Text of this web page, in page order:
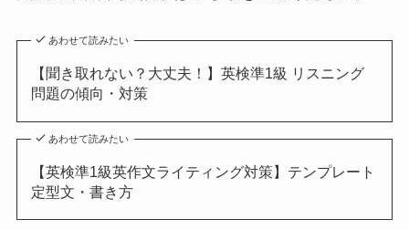
あわせて読みたい
【聞き取れない？大丈夫！】英検準1級 リスニング
問題の傾向・対策
あわせて読みたい
【英検準1級英作文ライティング対策】テンプレート
定型文・書き方